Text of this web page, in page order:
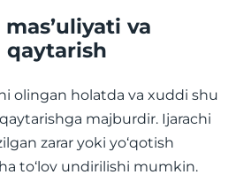
va
olingan holatda va xuddi shu
majburdir. Ijarachi
zarar yoki yo‘qotish
to‘lov undirilishi mumkin.